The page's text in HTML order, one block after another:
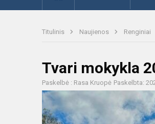
Titulinis Naujienos Renginiai
Tvari mokykla
Paskelbė : Rasa Kruopė Paskelbta: